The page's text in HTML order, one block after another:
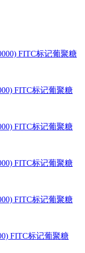
FITC标记葡聚糖
FITC标记葡聚糖
FITC标记葡聚糖
FITC标记葡聚糖
FITC标记葡聚糖
FITC标记葡聚糖